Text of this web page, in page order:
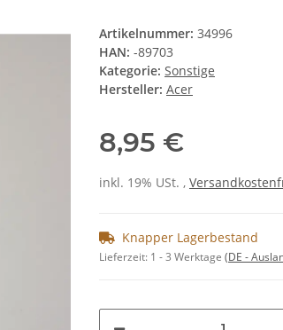
Artikelnummer: 34996
HAN: -89703
Kategorie: Sonstige
Hersteller: Acer
8,95 €
inkl. 19% USt. ,
Knapper Lagerbestand
Lieferzeit: 1 - 3 Werktage (DE -